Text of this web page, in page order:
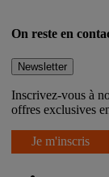
On reste en
Newsletter
Inscrivez-vous à
offres exclusives
Je m'inscris